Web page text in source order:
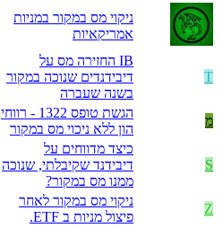
ניקוי מס במקור במניות
אמריקאיות
T
IB החזירה מס על
דיבידנדים שנוכה במקור
בשנה שעברה
מ
הגשת טופס 1322 - רווחי
הון ללא ניכוי מס במקור
S
כיצד מדווחים על
דיבידנד שקיבלתי, שנוכה
ממנו מס במקור?
Z
ניקוי מס במקור לאחר
פיצול מניות ב ETF.